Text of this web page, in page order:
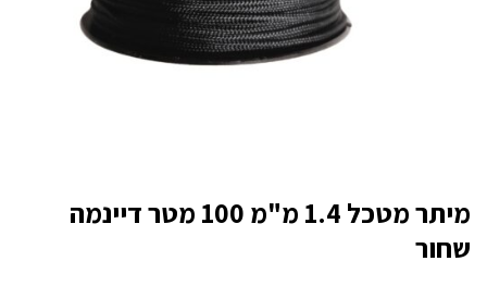
מיתר מטכל 1.4 מ"מ 100 מטר דיינמה
שחור